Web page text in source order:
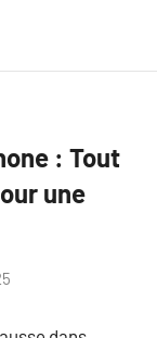
: Tout
une